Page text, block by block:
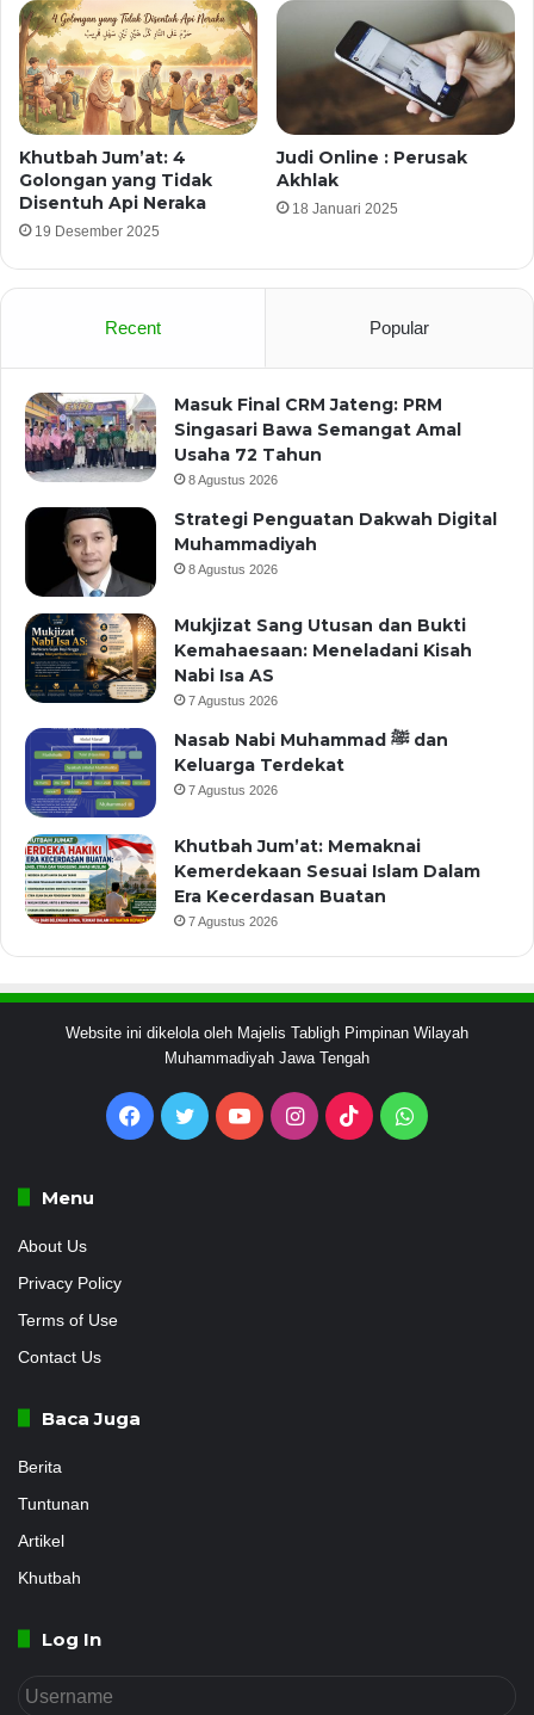
Khutbah Jum’at: 4
Golongan yang Tidak
Disentuh Api Neraka
19 Desember 2025
Judi Online : Perusak
Akhlak
18 Januari 2025
Recent Popular
Masuk Final CRM Jateng: PRM
Singasari Bawa Semangat Amal
Usaha 72 Tahun
8 Agustus 2026
Strategi Penguatan Dakwah Digital
Muhammadiyah
8 Agustus 2026
Mukjizat Sang Utusan dan Bukti
Kemahaesaan: Meneladani Kisah
Nabi Isa AS
7 Agustus 2026
Nasab Nabi Muhammad ﷺ dan
Keluarga Terdekat
7 Agustus 2026
Khutbah Jum’at: Memaknai
Kemerdekaan Sesuai Islam Dalam
Era Kecerdasan Buatan
7 Agustus 2026
Website ini dikelola oleh Majelis Tabligh Pimpinan Wilayah
Muhammadiyah Jawa Tengah
Facebook
Twitter YouTubeInstagram
TikTokWhatsApp
Menu
About Us
Privacy Policy
Terms of Use
Contact Us
Baca Juga
Berita
Tuntunan
Artikel
Khutbah
Log In